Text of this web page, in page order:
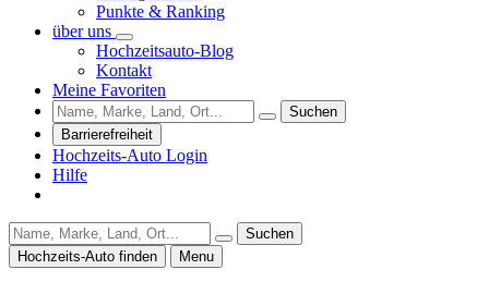
Punkte & Ranking
über uns
Hochzeitsauto-Blog
Kontakt
Meine Favoriten
Suchen
Barrierefreiheit
Hochzeits-Auto Login
Hilfe
Suchen
Hochzeits-Auto finden
Menu